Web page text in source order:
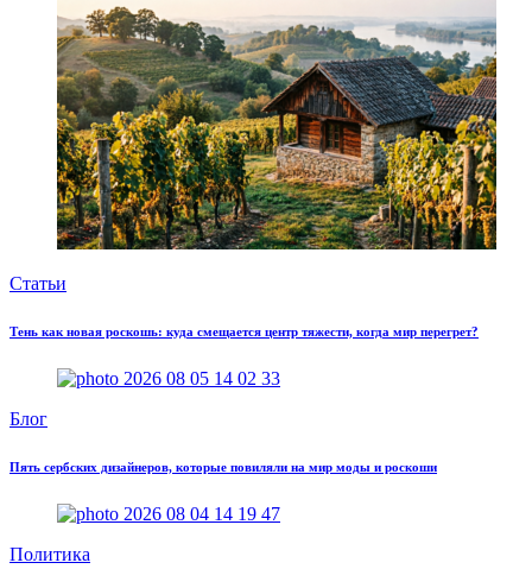
Статьи
Тень как новая роскошь: куда смещается центр тяжести, когда мир перегрет?
Блог
Пять сербских дизайнеров, которые повиляли на мир моды и роскоши
Политика